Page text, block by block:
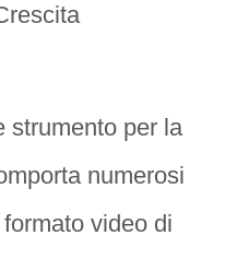
strumento per la
numerosi
video di